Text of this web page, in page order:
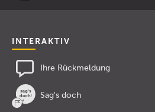
INTERAKTIV
Ihre Rückmeldung
Sag's doch